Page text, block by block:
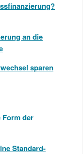
an die
sparen
Form der
Standard-